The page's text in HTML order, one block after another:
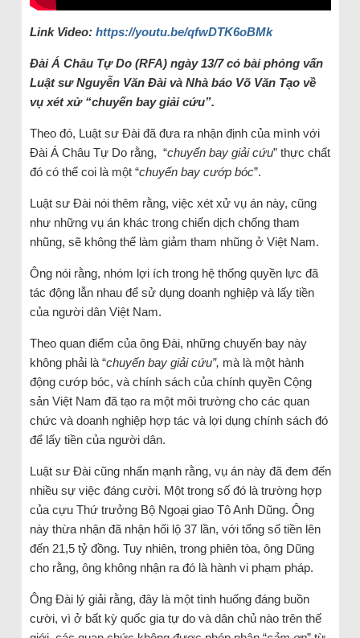
Link Video: https://youtu.be/qfwDTK6oBMk
Đài Á Châu Tự Do (RFA) ngày 13/7 có bài phỏng vấn
Luật sư Nguyễn Văn Đài và Nhà báo Võ Văn Tạo về
vụ xét xử “chuyến bay giải cứu”.
Theo đó, Luật sư Đài đã đưa ra nhận định của mình với
Đài Á Châu Tự Do rằng, “chuyến bay giải cứu” thực chất
đó có thể coi là một “chuyến bay cướp bóc”.
Luật sư Đài nói thêm rằng, việc xét xử vụ án này, cũng
như những vụ án khác trong chiến dịch chống tham
nhũng, sẽ không thể làm giảm tham nhũng ở Việt Nam.
Ông nói rằng, nhóm lợi ích trong hệ thống quyền lực đã
tác động lẫn nhau để sử dụng doanh nghiệp và lấy tiền
của người dân Việt Nam.
Theo quan điểm của ông Đài, những chuyến bay này
không phải là “chuyến bay giải cứu”, mà là một hành
động cướp bóc, và chính sách của chính quyền Cộng
sản Việt Nam đã tạo ra một môi trường cho các quan
chức và doanh nghiệp hợp tác và lợi dụng chính sách đó
để lấy tiền của người dân.
Luật sư Đài cũng nhấn mạnh rằng, vụ án này đã đem đến
nhiều sự việc đáng cười. Một trong số đó là trường hợp
của cựu Thứ trưởng Bộ Ngoại giao Tô Anh Dũng. Ông
này thừa nhận đã nhận hối lộ 37 lần, với tổng số tiền lên
đến 21,5 tỷ đồng. Tuy nhiên, trong phiên tòa, ông Dũng
cho rằng, ông không nhận ra đó là hành vi phạm pháp.
Ông Đài lý giải rằng, đây là một tình huống đáng buồn
cười, vì ở bất kỳ quốc gia tự do và dân chủ nào trên thế